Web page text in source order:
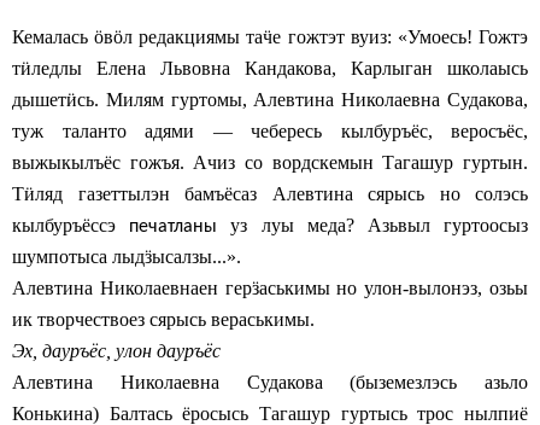
Кемаласьӧвӧл редакциямы таӵе гожтэт вуиз: «Умоесь! Гожтэ
тӥледлы Елена Львовна Кандакова, Карлыган школаысь
дышетӥсь. Милям гуртомы, Алевтина Николаевна Судакова,
туж таланто адями — чебересь кылбуръёс, веросъёс,
выжыкылъёс гожъя. Ачиз со вордскемын Тагашур гуртын.
Тӥляд газеттылэн бамъёсаз Алевтина сярысь но солэсь
кылбуръёссэ печатланы
уз луы меда? Азьвыл гуртоосыз
шумпотыса лыдӟысалзы...».
Алевтина Николаевнаен герӟаськимы но улон-вылонэз, озьы
ик творчествоез сярысь вераськимы.
Эх, дауръёс, улон дауръёс
Алевтина Николаевна Судакова (быземезлэсь азьло
Конькина) Балтась ёросысь Тагашур гуртысь трос нылпиё